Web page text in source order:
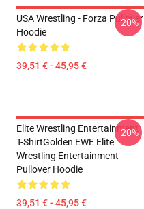
USA Wrestling - Forza Pullover
Hoodie
39,51 € - 45,95 €
-20%
Elite Wrestling Entertainment
T-ShirtGolden EWE Elite
Wrestling Entertainment
Pullover Hoodie
39,51 € - 45,95 €
-20%